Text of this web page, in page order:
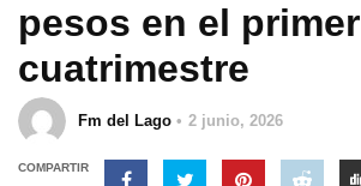
pesos en el primer
cuatrimestre
Fm del Lago 2 junio, 2026
COMPARTIR